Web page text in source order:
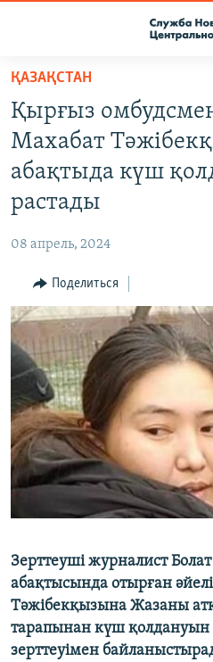
Вернуться
основному
содержанию
Вернутся
главной
Вернутся
поиску
ПОДПИСКА
КОНТАКТЫ
МИГРАНТ МЕДИА
ҚАЗАҚСТАН
Қырғыз
Махабат
абақтыда күш
растады
08 апрель, 2024
Поделиться
Зерттеуші журналист
абақтысында отырған
Тәжібекқызына Жазаны
тарапынан күш қолдануын
зерттеуімен